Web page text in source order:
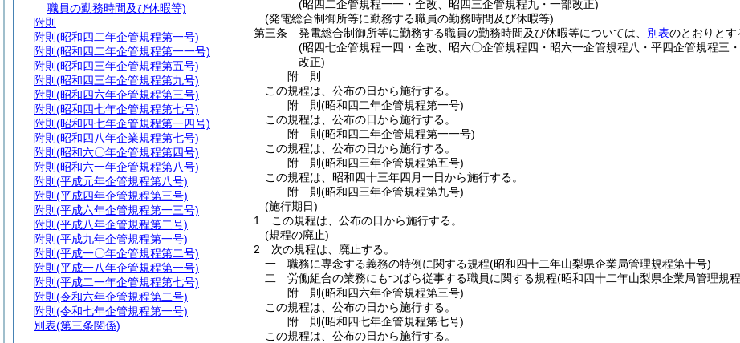
(昭四二企管規程一一・全改、昭四三企管規程九・一部改正)
(発電総合制御所等に勤務する職員の勤務時間及び休暇等)
第三条
発電総合制御所等に勤務する職員の勤務時間及び休暇等については、 別表のとおりとす
(昭四七企管規程一四・全改、昭六〇企管規程四・昭六一企管規程八・平四企管規程三
改正)
附 則
この規程は、公布の日から施行する。
附 則(昭和四二年企管規程第一号)
この規程は、公布の日から施行する。
附 則(昭和四二年企管規程第一一号)
この規程は、公布の日から施行する。
附 則(昭和四三年企管規程第五号)
この規程は、昭和四十三年四月一日から施行する。
附 則(昭和四三年企管規程第九号)
(施行期日)
1
この規程は、公布の日から施行する。
(規程の廃止)
2
次の規程は、廃止する。
一
職務に専念する義務の特例に関する規程(昭和四十二年山梨県企業局管理規程第十号)
二
労働組合の業務にもつぱら従事する職員に関する規程(昭和四十二年山梨県企業局管理規
附 則(昭和四六年企管規程第三号)
この規程は、公布の日から施行する。
附 則(昭和四七年企管規程第七号)
この規程は、公布の日から施行する。
職員の勤務時間及び休暇等)
附則
附則 (昭和四二年企管規程第一号)
附則 (昭和四二年企管規程第一一号)
附則 (昭和四三年企管規程第五号)
附則 (昭和四三年企管規程第九号)
附則 (昭和四六年企管規程第三号)
附則 (昭和四七年企管規程第七号)
附則 (昭和四七年企管規程第一四号)
附則 (昭和四八年企業規程第七号)
附則 (昭和六〇年企管規程第四号)
附則 (昭和六一年企管規程第八号)
附則 (平成元年企管規程第八号)
附則 (平成四年企管規程第三号)
附則 (平成六年企管規程第一三号)
附則 (平成八年企管規程第二号)
附則 (平成九年企管規程第一号)
附則 (平成一〇年企管規程第二号)
附則 (平成一八年企管規程第一号)
附則 (平成二一年企管規程第七号)
附則 (令和六年企管規程第二号)
附則 (令和七年企管規程第一号)
別表(第三条関係)